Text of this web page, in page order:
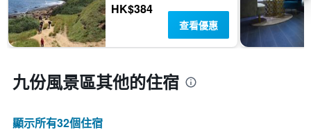
HK$384
查看優惠
九份風景區​其他的住宿
顯示所有32​個住宿